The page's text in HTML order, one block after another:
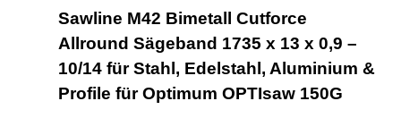
Sawline M42 Bimetall Cutforce
Allround Sägeband 1735 x 13 x 0,9 –
10/14 für Stahl, Edelstahl, Aluminium &
Profile für Optimum OPTIsaw 150G